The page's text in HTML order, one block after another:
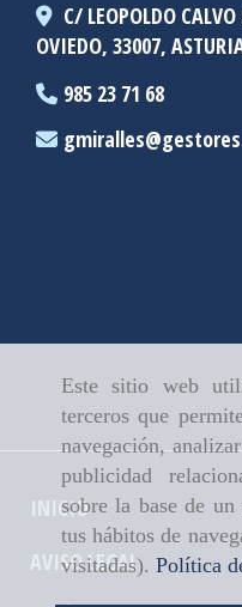
Este sitio web
terceros que
navegación,
publicidad
sobre la base de
tus hábitos de
visitadas). Política
C/ LEOPOLDO
OVIEDO, 33007,
985 23 71 68
gmiralles
INICIO
AVISO LEGAL